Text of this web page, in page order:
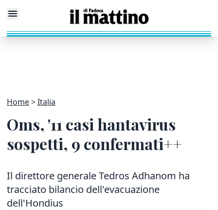
Home Italia
Oms, '11 casi hantavirus
sospetti, 9 confermati++
Il direttore generale Tedros Adhanom ha
tracciato bilancio dell'evacuazione
dell'Hondius